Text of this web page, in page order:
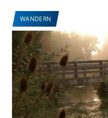
WANDERN